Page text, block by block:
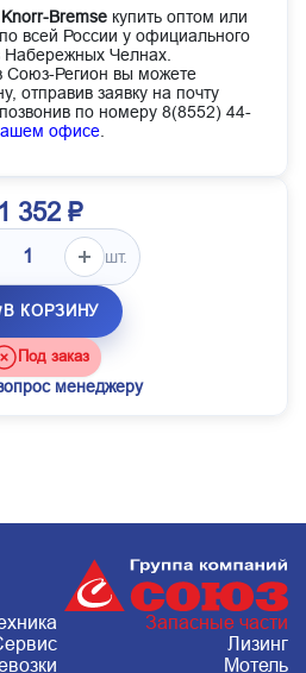
Bremse купить оптом или
всей России у официального
Челнах.
Союз-Регион вы можете
отправив заявку на почту
позвонив по номеру 8(8552) 44-
офисе
1 352 ₽
шт.
В КОРЗИНУ
Под заказ
менеджеру
Запасные части
Лизинг
Мотель